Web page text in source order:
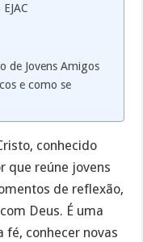
de Jovens Amigos
e como se
conhecido
que reúne jovens
de reflexão,
Deus. É uma
conhecer novas